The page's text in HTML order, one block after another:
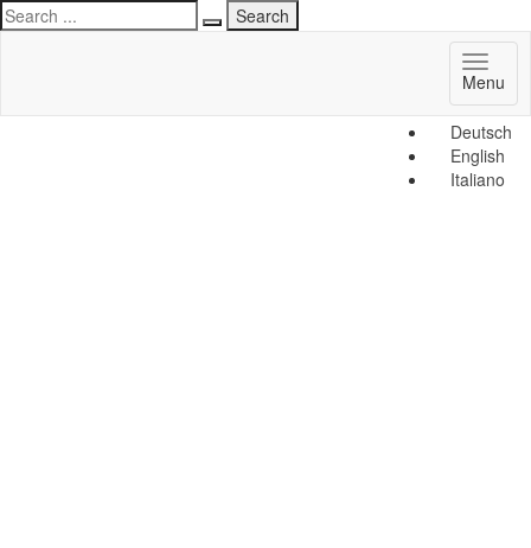
Deutsch
English
Italiano
Menu